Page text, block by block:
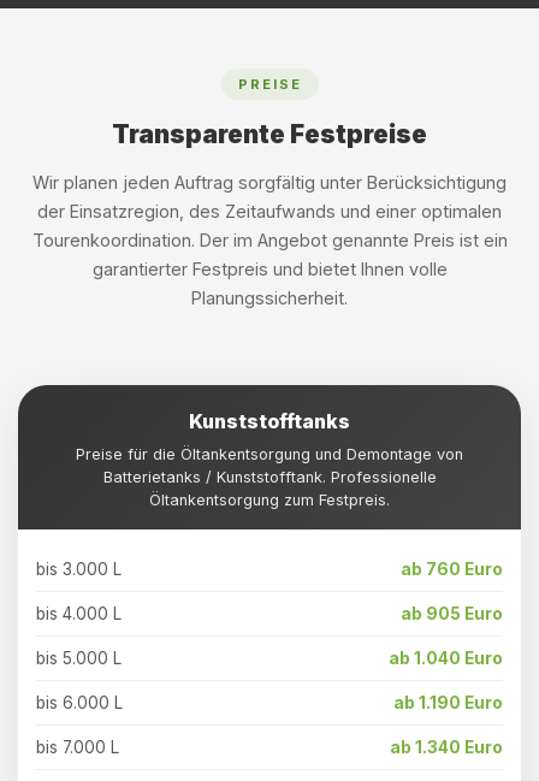
PREISE
Transparente Festpreise
Wir planen jeden Auftrag sorgfältig unter Berücksichtigung
der Einsatzregion, des Zeitaufwands und einer optimalen
Tourenkoordination. Der im Angebot genannte Preis ist ein
garantierter Festpreis und bietet Ihnen volle
Planungssicherheit.
Kunststofftanks
Preise für die Öltankentsorgung und Demontage von
Batterietanks / Kunststofftank. Professionelle
Öltankentsorgung zum Festpreis.
bis 3.000 L ab 760 Euro
bis 4.000 L ab 905 Euro
bis 5.000 L ab 1.040 Euro
bis 6.000 L ab 1.190 Euro
bis 7.000 L ab 1.340 Euro